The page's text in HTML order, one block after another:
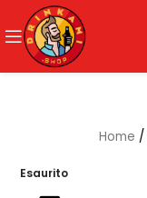
Home /
Esaurito